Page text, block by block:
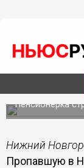
01.07.201915:04
Наталья
Пенсионерка
Нижний
Пропавшую в